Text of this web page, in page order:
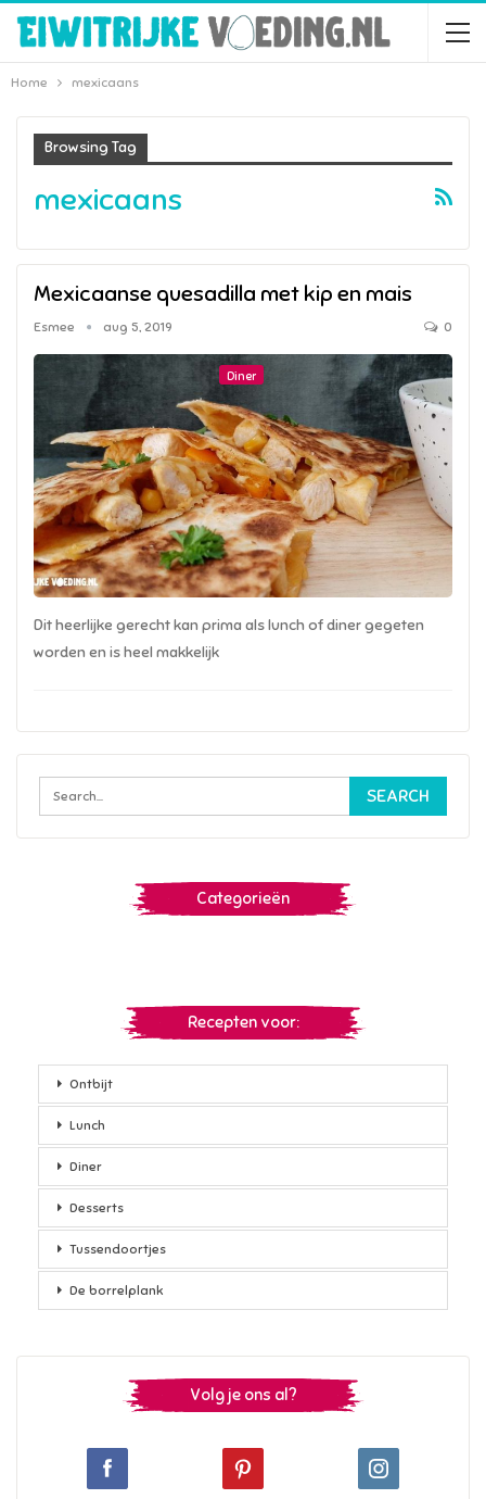
Home mexicaans
Browsing Tag
mexicaans
Mexicaanse quesadilla met kip en mais
Esmee aug 5, 2019 0
Diner
Dit heerlijke gerecht kan prima als lunch of diner gegeten
worden en is heel makkelijk
Categorieën
Recepten voor:
Ontbijt
Lunch
Diner
Desserts
Tussendoortjes
De borrelplank
Volg je ons al?